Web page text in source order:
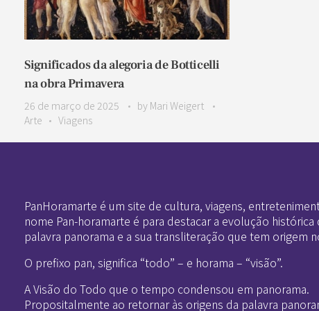
Significados da alegoria de Botticelli
na obra Primavera
26 de março de 2025 by Mari Weigert
Arte
Viagens
PanHoramarte é um site de cultura, viagens,
nome Pan-horamarte é para destacar a evolução histórica
palavra panorama e a sua transliteração que tem origem
O prefixo pan, significa “todo” – e horama – “visão”.
A Visão do Todo que o tempo condensou em panorama.
Propositalmente ao retornar às origens da palavra